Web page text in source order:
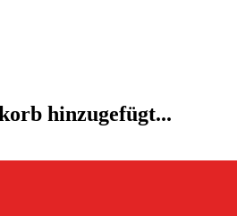
hinzugefügt...